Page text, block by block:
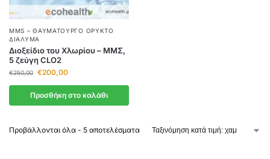
MMS – ΘΑΥΜΑΤΟΥΡΓΌ ΟΡΥΚΤΌ
ΔΙΆΛΥΜΑ
Διοξείδιο του Χλωρίου – ΜΜΣ,
5 ζεύγη CLO2
€250,00 €200,00
Προσθήκη στο καλάθι
Προβάλλονται όλα - 5 αποτελέσματα